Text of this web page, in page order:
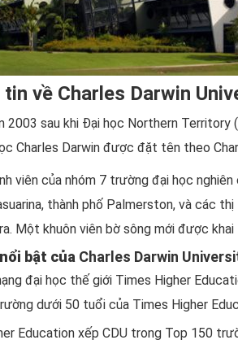
tin về Charles Darwin
2003 sau khi Đại học Northern
Charles Darwin được đặt tên theo
viên của nhóm 7 trường đại học
thành phố Palmerston, và các
Một khuôn viên bờ sông mới được
bật của Charles Darwin
đại học thế giới Times Higher
dưới 50 tuổi của Times Higher
Education xếp CDU trong Top 150